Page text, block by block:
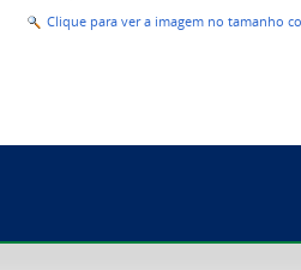
Clique para ver a imagem no tamanho